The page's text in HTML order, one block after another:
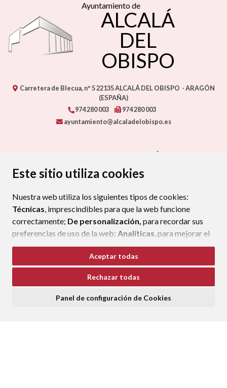
Este sitio utiliza cookies
Nuestra web utiliza los siguientes tipos de cookies:
Técnicas, imprescindibles para que la web funcione
correctamente; De personalización, para recordar sus
preferencias de uso de la web; Analíticas, para mejorar el
funcionamiento de la web y sus servicios.
Si acepta pulsando el botón“Aceptar todas”
consideramos que acepta su uso. Si pulsa el botón
ninguna acción, se guardarán las cookies técnicas
Aceptar todas
Rechazar todas
Panel de configuración de Cookies
Ayuntamiento de
ALCALÁ
DEL
OBISPO
Carretera de Blecua, nº 522135ALCALÁ DEL OBISPO - ARAGÓN
(ESPAÑA)
974 280 003
974 280 003
ayuntamiento@alcaladelobispo.es
CONTACTO - AYUNTAMIENTO DE ALCALÁ DEL OBISPO
MAPA WEB
AVISO LEGAL
PROTECCIÓN DE DATOS
ACCESIBILIDAD
POLÍTICA DE COOKIES